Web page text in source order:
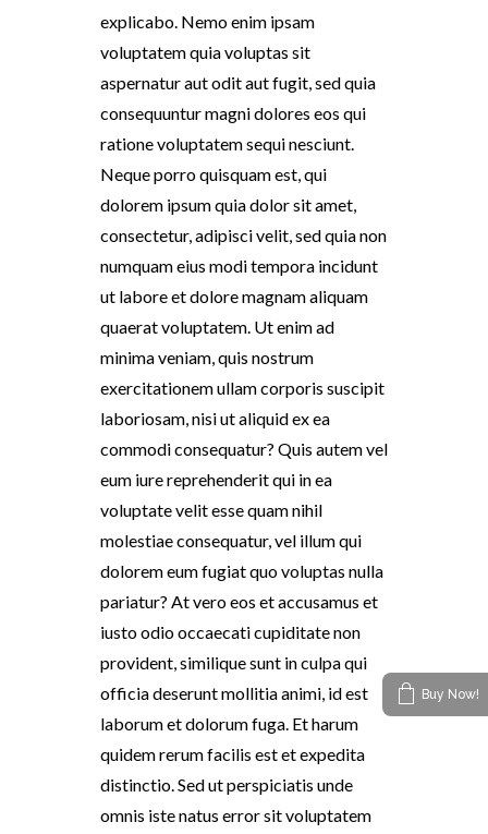
explicabo. Nemo enim ipsam
voluptatem quia voluptas sit
aspernatur aut odit aut fugit, sed quia
consequuntur magni dolores eos qui
ratione voluptatem sequi nesciunt.
Neque porro quisquam est, qui
dolorem ipsum quia dolor sit amet,
consectetur, adipisci velit, sed quia non
numquam eius modi tempora incidunt
ut labore et dolore magnam aliquam
quaerat voluptatem. Ut enim ad
minima veniam, quis nostrum
exercitationem ullam corporis suscipit
laboriosam, nisi ut aliquid ex ea
commodi consequatur? Quis autem vel
eum iure reprehenderit qui in ea
voluptate velit esse quam nihil
molestiae consequatur, vel illum qui
dolorem eum fugiat quo voluptas nulla
pariatur? At vero eos et accusamus et
iusto odio occaecati cupiditate non
provident, similique sunt in culpa qui
officia deserunt mollitia animi, id est
laborum et dolorum fuga. Et harum
quidem rerum facilis est et expedita
distinctio. Sed ut perspiciatis unde
omnis iste natus error sit voluptatem
Buy Now!